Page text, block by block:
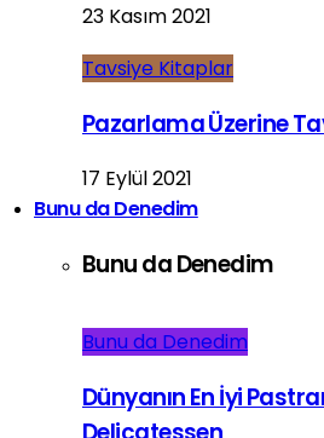
23 Kasım 2021
Tavsiye Kitaplar
Pazarlama Üzerine
17 Eylül 2021
Bunu da Denedim
Bunu da Denedim
Bunu da Denedim
Dünyanın En İyi